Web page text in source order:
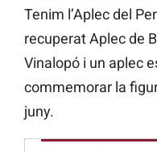
Tenim l’Aplec del
recuperat Aplec de
Vinalopó i un aplec
commemorar la
juny.